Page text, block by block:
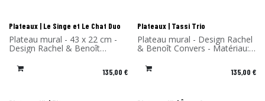
Nouveau !
Plateaux | Le Singe et Le Chat Duo
Plateau mural - 43 x 22 cm -
Design Rachel & Benoît
Convers - Matériau: Stratifié
de bouleau - Fabriqué en
France 135,00 €
Nouveau !
Plateaux | Tassi Trio
Plateau mural - Design Rachel
& Benoît Convers - Matériau:
en France
135,00 €